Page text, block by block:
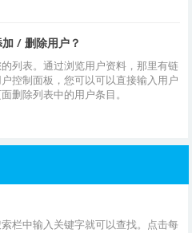
/ 删除用户？
列表。通过浏览用户资料，那里有链
控制面板，您可以可以直接输入用户
删除列表中的用户条目。
栏中输入关键字就可以查找。点击每